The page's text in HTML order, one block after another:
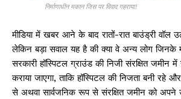
निर्माणाधीन मकान जिस पर विवाद गहराया!
मीडिया में खबर आने के बाद रातों-रात बाउंड्री वॉल
लेकिन बड़ा सवाल यह है की क्या वे अन्य लोग जिनके
सरकारी हॉस्पिटल ग्राउंड की निजी संरक्षित जमीन
कराया जाएगा, ताकि हॉस्पिटल की निजता बनी रहे
से अथवा सार्वजनिक रूप से संरक्षित जमीन को अपने